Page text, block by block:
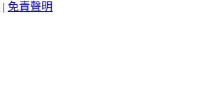
| 免責聲明